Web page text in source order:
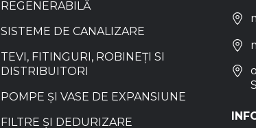
REGENERABILĂ
SISTEME DE CANALIZARE
TEVI, FITINGURI, ROBINEȚI SI
DISTRIBUITORI
POMPE ȘI VASE DE EXPANSIUNE
FILTRE ȘI DEDURIZARE